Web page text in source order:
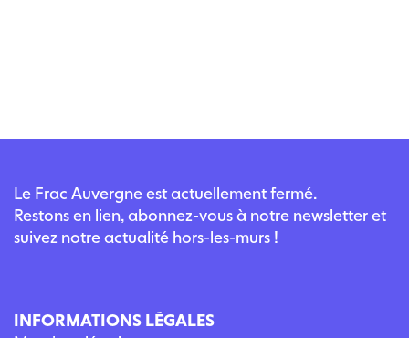
Le Frac Auvergne est actuellement fermé.
Restons en lien, abonnez-vous à notre newsletter et
suivez notre actualité hors-les-murs !
INFORMATIONS LÉGALES